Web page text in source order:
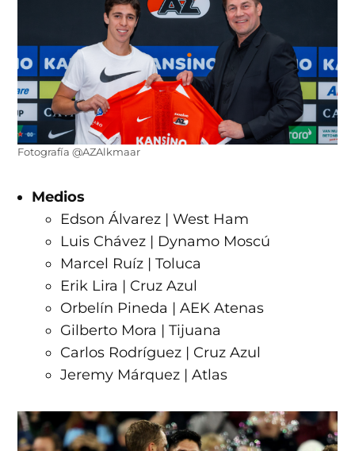
Fotografía @AZAlkmaar
Medios
Edson Álvarez | West Ham
Luis Chávez | Dynamo Moscú
Marcel Ruíz | Toluca
Erik Lira | Cruz Azul
Orbelín Pineda | AEK Atenas
Gilberto Mora | Tijuana
Carlos Rodríguez | Cruz Azul
Jeremy Márquez | Atlas